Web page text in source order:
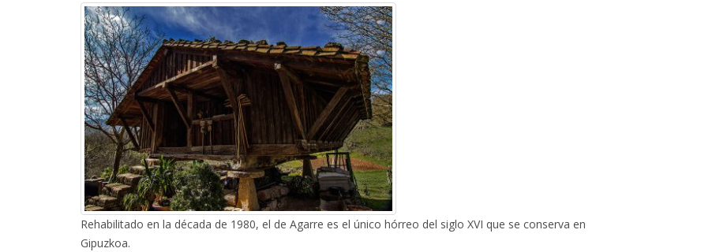
Rehabilitado en la década de 1980, el de Agarre es el único hórreo del siglo XVI que se conserva en
Gipuzkoa.